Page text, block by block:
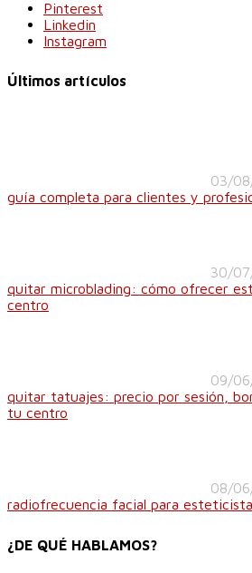
Pinterest
Linkedin
Instagram
Últimos artículos
03/
guía completa para clientes y
30/
quitar microblading: cómo ofrecer
centro
09/
quitar tatuajes: precio por sesión,
tu centro
08/
radiofrecuencia facial para
¿DE QUÉ HABLAMOS?